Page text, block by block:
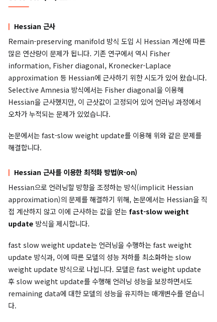
이전 방법들과의 차이를 강조합니다.
Remain-Preserving Manifold
제거해야 할 데이터를 효과적으로 제거하면서도 모델의 전반적인
을 유지하기 위해서 KL divergence 기반의 Remain-
Manifold 개념을 도입합니다.
문제를 해결하며 두 확률분포의 변화량에 기반해 모델 출력이 크
지 않는 방향으로 업데이트를 조절할 수 있습니다.
(6)θt +1−θt≈−α~t(Hrt)−1⏟(
[−∇Lf(θt;ϵt)
Hessian 근사
Remain-preserving manifold 방식 도입 시 Hessian 계산에
많은 연산량이 문제가 됩니다. 기존 연구에서 역시 Fisher
information, Fisher diagonal, Kronecker-Laplace